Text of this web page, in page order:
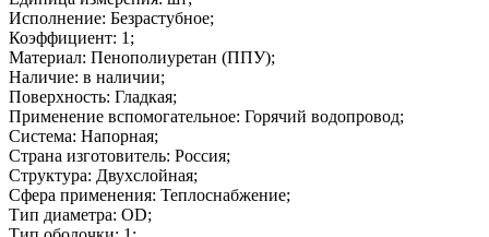
Исполнение: Безрастубное;
Коэффициент: 1;
Материал: Пенополиуретан (ППУ);
Наличие: в наличии;
Поверхность: Гладкая;
Применение вспомогательное: Горячий водопровод;
Система: Напорная;
Страна изготовитель: Россия;
Структура: Двухслойная;
Сфера применения: Теплоснабжение;
Тип диаметра: OD;